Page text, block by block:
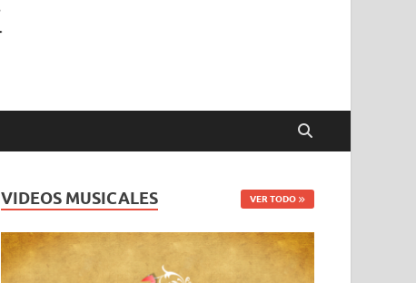
VIDEOS MUSICALES VER TODO